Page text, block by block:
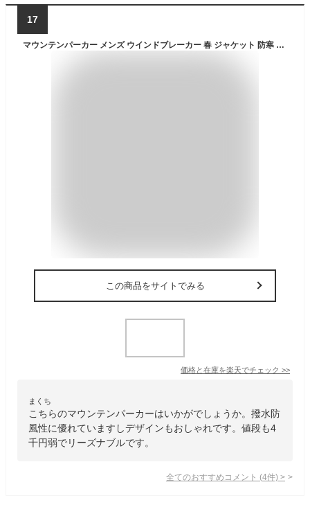
17
マウンテンパーカー メンズ ウインドブレーカー 春 ジャケット 防寒 撥水 レインウェア マンパー アウター タスラン ブルゾン ジャンパー カモ 全6色 34362 31752 ジェネレス
この商品をサイトでみる
価格と在庫を楽天でチェック >>
まくち
こちらのマウンテンパーカーはいかがでしょうか。撥水防
風性に優れていますしデザインもおしゃれです。値段も4
千円弱でリーズナブルです。
全てのおすすめコメント (4件) >